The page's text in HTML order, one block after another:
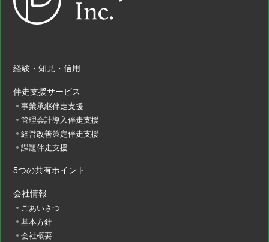
経験・知見・信用
伴走支援サービス
事業承継伴走支援
管理会計導入伴走支援
経営改善策定伴走支援
課題伴走支援
5つの共有ポイント
会社情報
ごあいさつ
基本方針
会社概要